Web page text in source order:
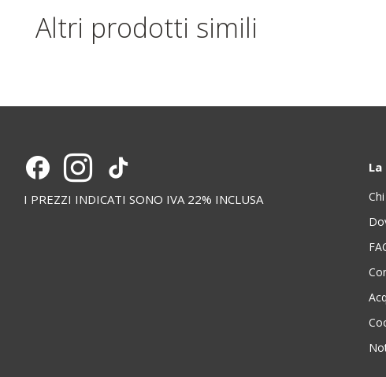
Altri prodotti simili
I PREZZI INDICATI SONO IVA 22% INCLUSA